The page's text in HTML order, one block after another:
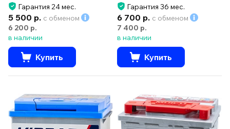
Гарантия 24 мес.
5 500 р. с обменом
6 200 р.
в наличии
Купить
Гарантия 36 мес.
6 700 р. с обменом
7 400 р.
в наличии
Купить